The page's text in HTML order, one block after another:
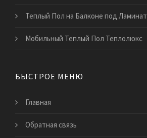
Теплый Пол на Балконе под Ламинат
Мобильный Теплый Пол Теплолюкс
БЫСТРОЕ МЕНЮ
Главная
Обратная связь